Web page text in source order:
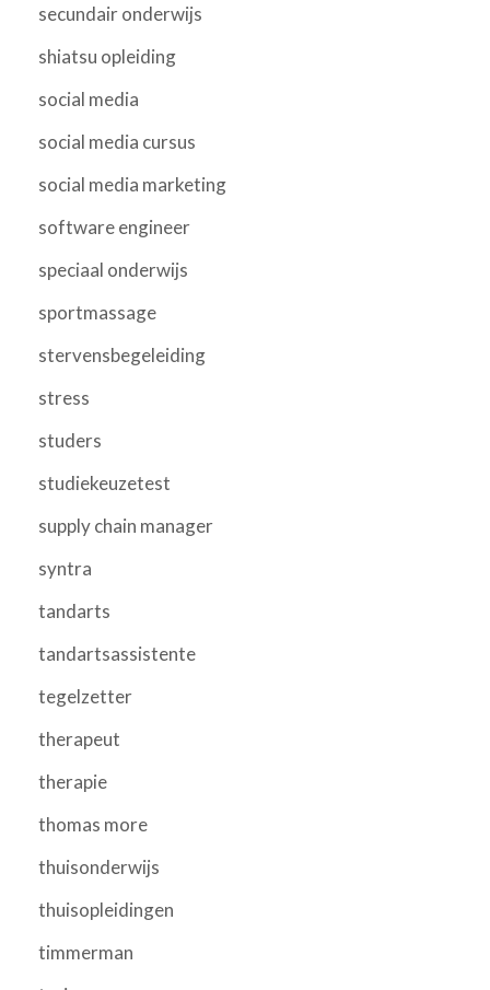
secundair onderwijs
shiatsu opleiding
social media
social media cursus
social media marketing
software engineer
speciaal onderwijs
sportmassage
stervensbegeleiding
stress
studers
studiekeuzetest
supply chain manager
syntra
tandarts
tandartsassistente
tegelzetter
therapeut
therapie
thomas more
thuisonderwijs
thuisopleidingen
timmerman